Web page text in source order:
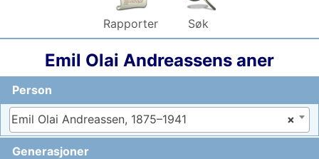
Rapporter Søk
Emil Olai Andreassens aner
Person
×
Emil Olai Andreassen, 1875–1941
Generasjoner